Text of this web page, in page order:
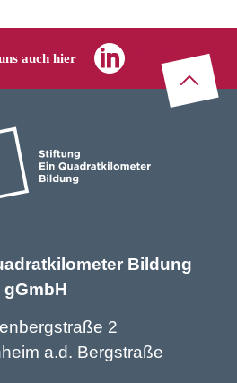
auch hier
Zu
m
Bildung
gGmbH
2
a.d. Bergstraße